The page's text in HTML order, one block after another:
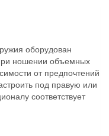
оборудован
ношении объемных
от предпочтений
под правую или
соответствует